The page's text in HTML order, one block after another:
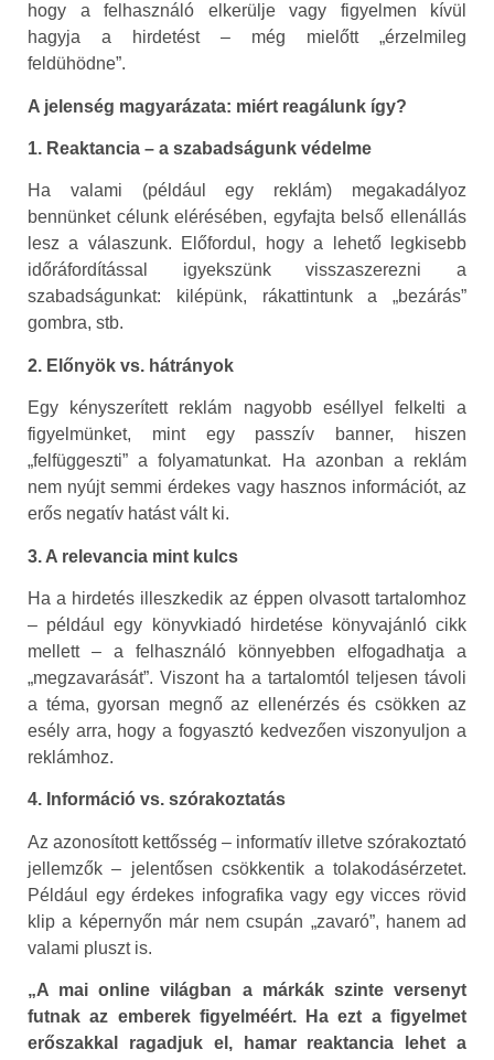
hogy a felhasználó elkerülje vagy figyelmen kívül
hagyja a hirdetést – még mielőtt „érzelmileg
feldühödne”.
A jelenség magyarázata: miért reagálunk így?
1. Reaktancia – a szabadságunk védelme
Ha valami (például egy reklám) megakadályoz
bennünket célunk elérésében, egyfajta belső ellenállás
lesz a válaszunk. Előfordul, hogy a lehető legkisebb
időráfordítással igyekszünk visszaszerezni a
szabadságunkat: kilépünk, rákattintunk a „bezárás”
gombra, stb.
2. Előnyök vs. hátrányok
Egy kényszerített reklám nagyobb eséllyel felkelti a
figyelmünket, mint egy passzív banner, hiszen
„felfüggeszti” a folyamatunkat. Ha azonban a reklám
nem nyújt semmi érdekes vagy hasznos információt, az
erős negatív hatást vált ki.
3. A relevancia mint kulcs
Ha a hirdetés illeszkedik az éppen olvasott tartalomhoz
– például egy könyvkiadó hirdetése könyvajánló cikk
mellett – a felhasználó könnyebben elfogadhatja a
„megzavarását”. Viszont ha a tartalomtól teljesen távoli
a téma, gyorsan megnő az ellenérzés és csökken az
esély arra, hogy a fogyasztó kedvezően viszonyuljon a
reklámhoz.
4. Információ vs. szórakoztatás
Az azonosított kettősség – informatív illetve szórakoztató
jellemzők – jelentősen csökkentik a tolakodásérzetet.
Például egy érdekes infografika vagy egy vicces rövid
klip a képernyőn már nem csupán „zavaró”, hanem ad
valami pluszt is.
„A mai online világban a márkák szinte versenyt
futnak az emberek figyelméért. Ha ezt a figyelmet
erőszakkal ragadjuk el, hamar reaktancia lehet a